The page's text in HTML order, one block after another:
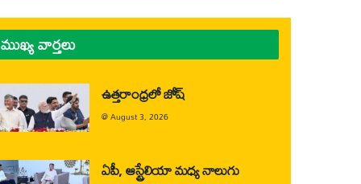
ముఖ్య వార్తలు
ఉత్తరాంధ్రలో జోష్
@August 3, 2026
ఏపీ, ఆస్ట్రేలియా మధ్య నాలుగు